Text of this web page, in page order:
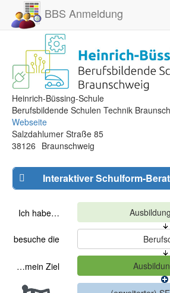
BBS Anmeldung
Heinrich-Büssing-Schule
Berufsbildende Schulen Technik
Webseite
Salzdahlumer Straße 85
38126 Braunschweig
Interaktiver Schulform-
Ich habe…
besuche die
…mein Ziel